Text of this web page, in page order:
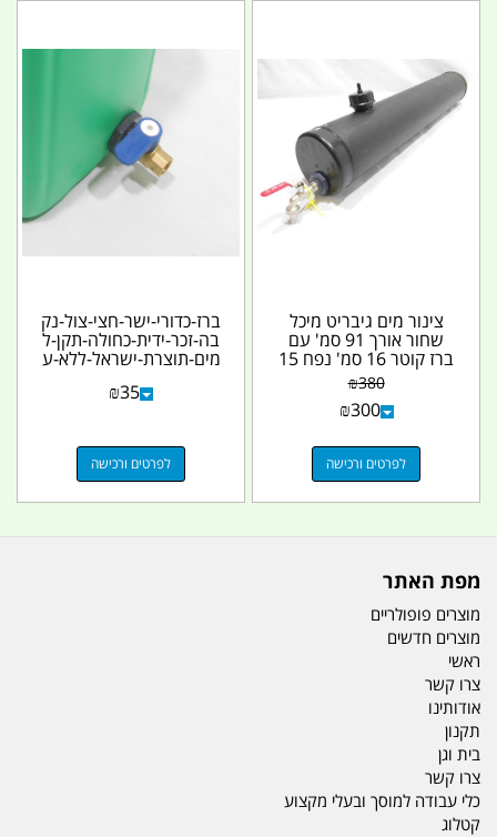
צינור מים גיבריט מיכל
שחור אורך 91 סמ' עם
ברז קוטר 16 סמ' נפח 15
ליטר GiberiT... ₪380
₪300
לפרטים ורכישה
ברז-כדורי-ישר-חצי-צול-נק
בה-זכר-ידית-כחולה-תקן-ל
מים-תוצרת-ישראל-ללא-ע
₪35
לפרטים ורכישה
מפת האתר
מוצרים פופולריים
מוצרים חדשים
ראשי
צרו קשר
אודותינו
תקנון
בית וגן
צרו קשר
כלי עבודה למוסך ובעלי מקצוע
קטלוג